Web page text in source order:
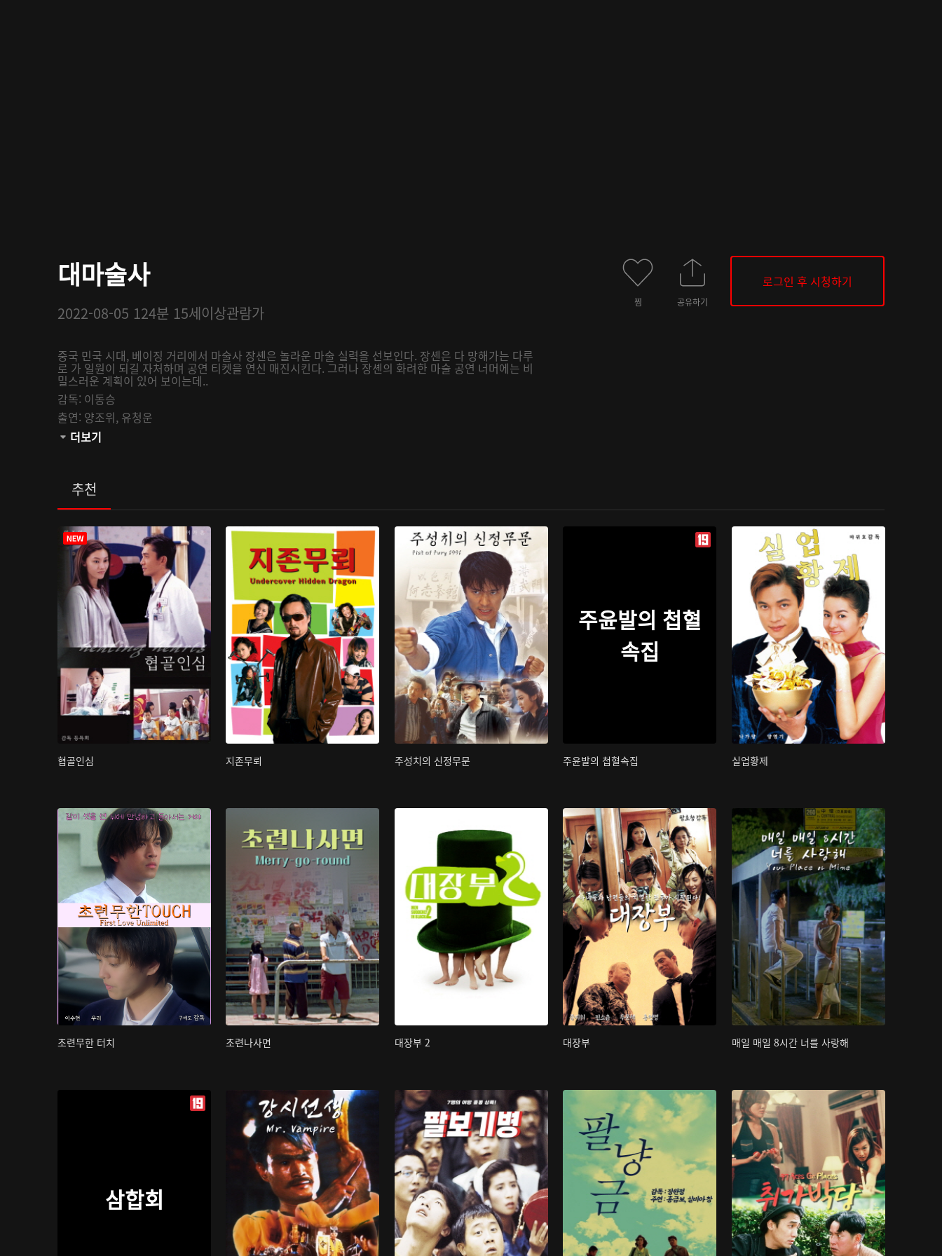
대마술사
2022-08-05 124분 15세이상관람가
중국 민국 시대, 베이징 거리에서 마술사 장셴은 놀라운 마술 실력을 선보인다. 장셴은 다 망해가는 다루
로 가 일원이 되길 자처하며 공연 티켓을 연신 매진시킨다. 그러나 장셴의 화려한 마술 공연 너머에는 비
밀스러운 계획이 있어 보이는데..
감독: 이동승
출연: 양조위, 유청운
관람등급:
더보기
찜 공유하기
로그인 후 시청하기
추천
협골인심 지존무뢰 주성치의 신정무문
주윤발의 첩혈
속집
주윤발의 첩혈속집 실업황제
초련무한 터치 초련나사면 대장부 2 대장부 매일 매일 8시간 너를 사랑해
삼합회